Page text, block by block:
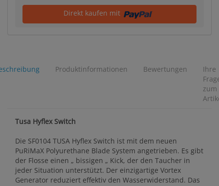
Direkt kaufen mit
Produktinformationen Bewertungen
Ihre
zum
Tusa Hyflex Switch
Die SF0104 TUSA Hyflex Switch ist mit dem neuen
PuRiMaX Polyurethane Blade System angetrieben. Es gibt
der Flosse einen „ bissigen „ Kick, der den Taucher in
jeder Situation unterstützt. Der einzigartige Vortex
Generator reduziert effektiv den Wasserwiderstand. Das